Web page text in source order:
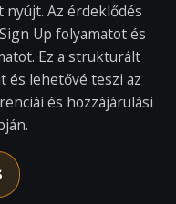
Az érdeklődés
Up folyamatot és
Ez a strukturált
és lehetővé teszi az
és hozzájárulási